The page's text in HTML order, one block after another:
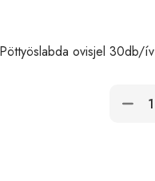
ovisjel 30db/ív